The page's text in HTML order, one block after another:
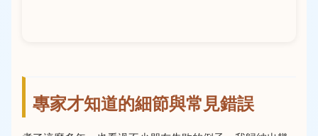
專家才知道的細節與常見錯誤